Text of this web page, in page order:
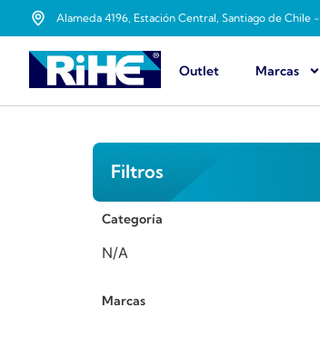
Alameda 4196, Estación Central, Santiago de Chile -
Outlet Marcas
Filtros
Categoría
N/A
Marcas